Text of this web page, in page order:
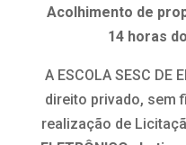
Acolhimento de
14 horas
A ESCOLA SESC DE
direito privado, sem
realização de